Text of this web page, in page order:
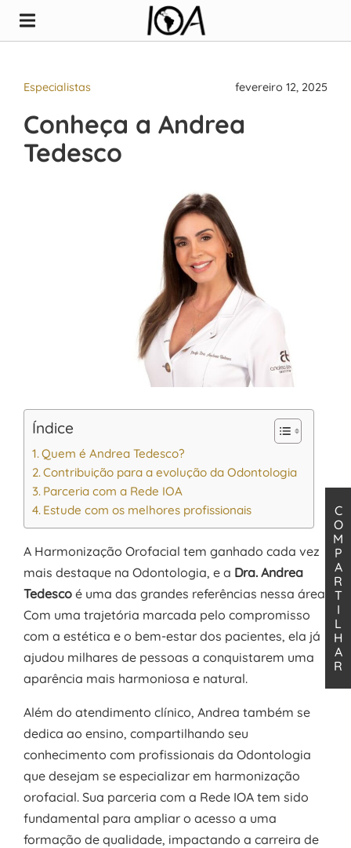
Especialistas fevereiro 12, 2025
Conheça a Andrea
Tedesco
C
O
M
P
A
R
T
I
L
H
A
R
Índice
Quem é Andrea Tedesco?
Contribuição para a evolução da Odontologia
Parceria com a Rede IOA
Estude com os melhores profissionais
A Harmonização Orofacial tem ganhado cada vez
mais destaque na Odontologia, e a Dra. Andrea
Tedesco é uma das grandes referências nessa área.
Com uma trajetória marcada pelo compromisso
com a estética e o bem-estar dos pacientes, ela já
ajudou milhares de pessoas a conquistarem uma
aparência mais harmoniosa e natural.
Além do atendimento clínico, Andrea também se
dedica ao ensino, compartilhando seu
conhecimento com profissionais da Odontologia
que desejam se especializar em harmonização
orofacial. Sua parceria com a Rede IOA tem sido
fundamental para ampliar o acesso a uma
formação de qualidade, impactando a carreira de